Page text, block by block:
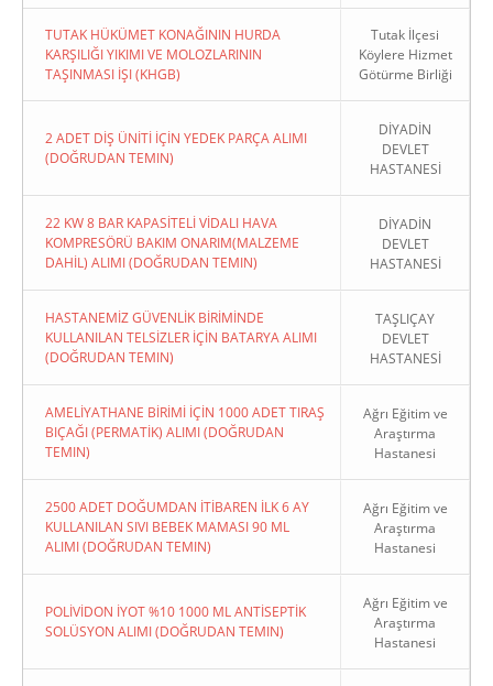
TUTAK HÜKÜMET KONAĞININ HURDA
KARŞILIĞI YIKIMI VE MOLOZLARININ
TAŞINMASI İŞI (KHGB)
Tutak İlçesi
Köylere Hizmet
Götürme Birliği
2 ADET DİŞ ÜNİTİ İÇİN YEDEK PARÇA ALIMI
(DOĞRUDAN TEMIN)
DİYADİN
DEVLET
HASTANESİ
22 KW 8 BAR KAPASİTELİ VİDALI HAVA
KOMPRESÖRÜ BAKIM ONARIM(MALZEME
DAHİL) ALIMI (DOĞRUDAN TEMIN)
DİYADİN
DEVLET
HASTANESİ
HASTANEMİZ GÜVENLİK BİRİMİNDE
KULLANILAN TELSİZLER İÇİN BATARYA ALIMI
(DOĞRUDAN TEMIN)
TAŞLIÇAY
DEVLET
HASTANESİ
AMELİYATHANE BİRİMİ İÇİN 1000 ADET TIRAŞ
BIÇAĞI (PERMATİK) ALIMI (DOĞRUDAN
TEMIN)
Ağrı Eğitim ve
Araştırma
Hastanesi
2500 ADET DOĞUMDAN İTİBAREN İLK 6 AY
KULLANILAN SIVI BEBEK MAMASI 90 ML
ALIMI (DOĞRUDAN TEMIN)
Ağrı Eğitim ve
Araştırma
Hastanesi
POLİVİDON İYOT %10 1000 ML ANTİSEPTİK
SOLÜSYON ALIMI (DOĞRUDAN TEMIN)
Ağrı Eğitim ve
Araştırma
Hastanesi